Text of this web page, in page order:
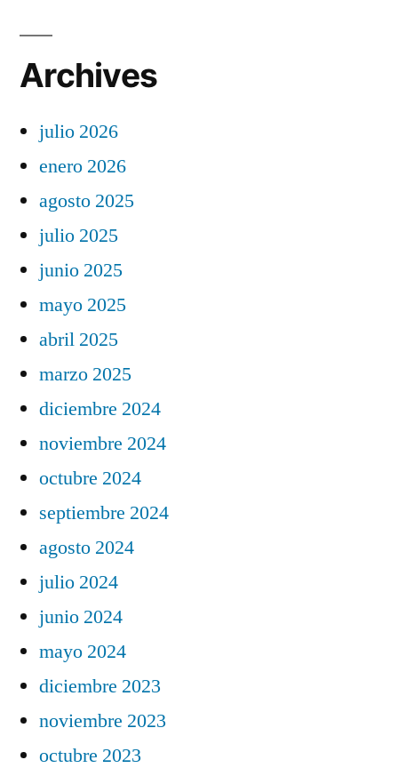
Archives
julio 2026
enero 2026
agosto 2025
julio 2025
junio 2025
mayo 2025
abril 2025
marzo 2025
diciembre 2024
noviembre 2024
octubre 2024
septiembre 2024
agosto 2024
julio 2024
junio 2024
mayo 2024
diciembre 2023
noviembre 2023
octubre 2023